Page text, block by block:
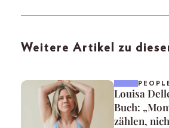
Weitere Artikel zu
Louisa
Buch:
zählen,